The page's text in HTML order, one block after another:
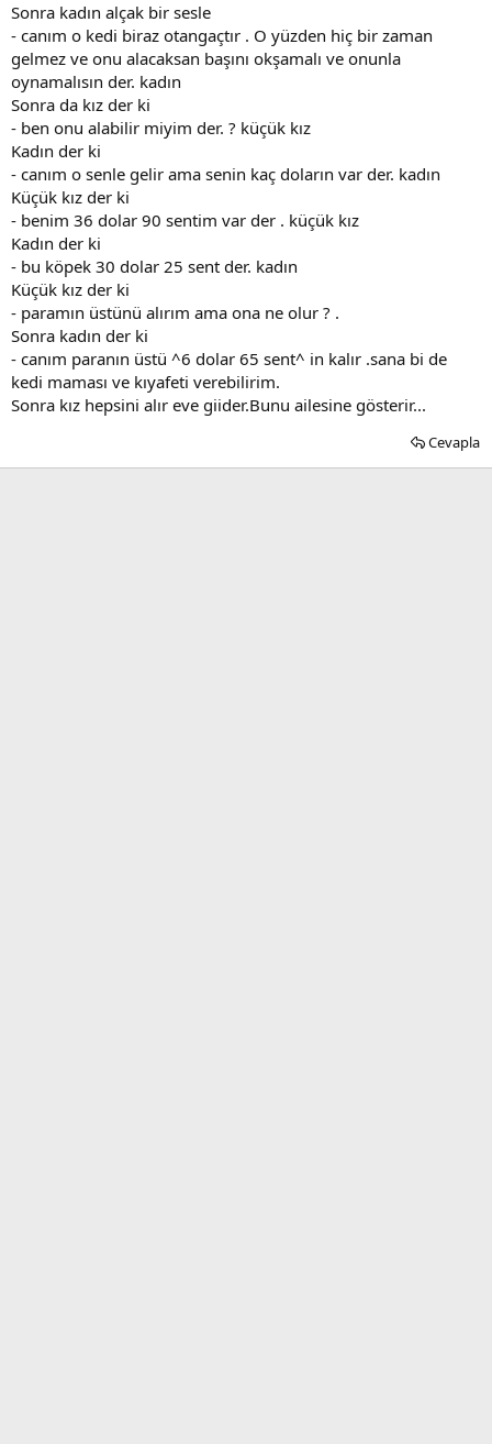
Sonra kadın alçak bir sesle
- canım o kedi biraz otangaçtır . O yüzden hiç bir zaman
gelmez ve onu alacaksan başını okşamalı ve onunla
oynamalısın der. kadın
Sonra da kız der ki
- ben onu alabilir miyim der. ? küçük kız
Kadın der ki
- canım o senle gelir ama senin kaç doların var der. kadın
Küçük kız der ki
- benim 36 dolar 90 sentim var der . küçük kız
Kadın der ki
- bu köpek 30 dolar 25 sent der. kadın
Küçük kız der ki
- paramın üstünü alırım ama ona ne olur ? .
Sonra kadın der ki
- canım paranın üstü ^6 dolar 65 sent^ in kalır .sana bi de
kedi maması ve kıyafeti verebilirim.
Sonra kız hepsini alır eve giider.Bunu ailesine gösterir...
Cevapla